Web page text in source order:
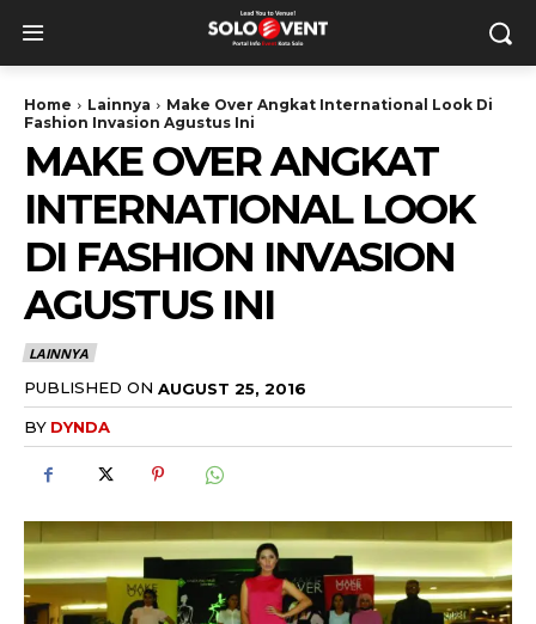
Home Lainnya
Make Over Angkat International Look Di
Fashion Invasion Agustus Ini
MAKE OVER ANGKAT
INTERNATIONAL LOOK
DI FASHION INVASION
AGUSTUS INI
LAINNYA
PUBLISHED ON AUGUST 25, 2016
BY DYNDA